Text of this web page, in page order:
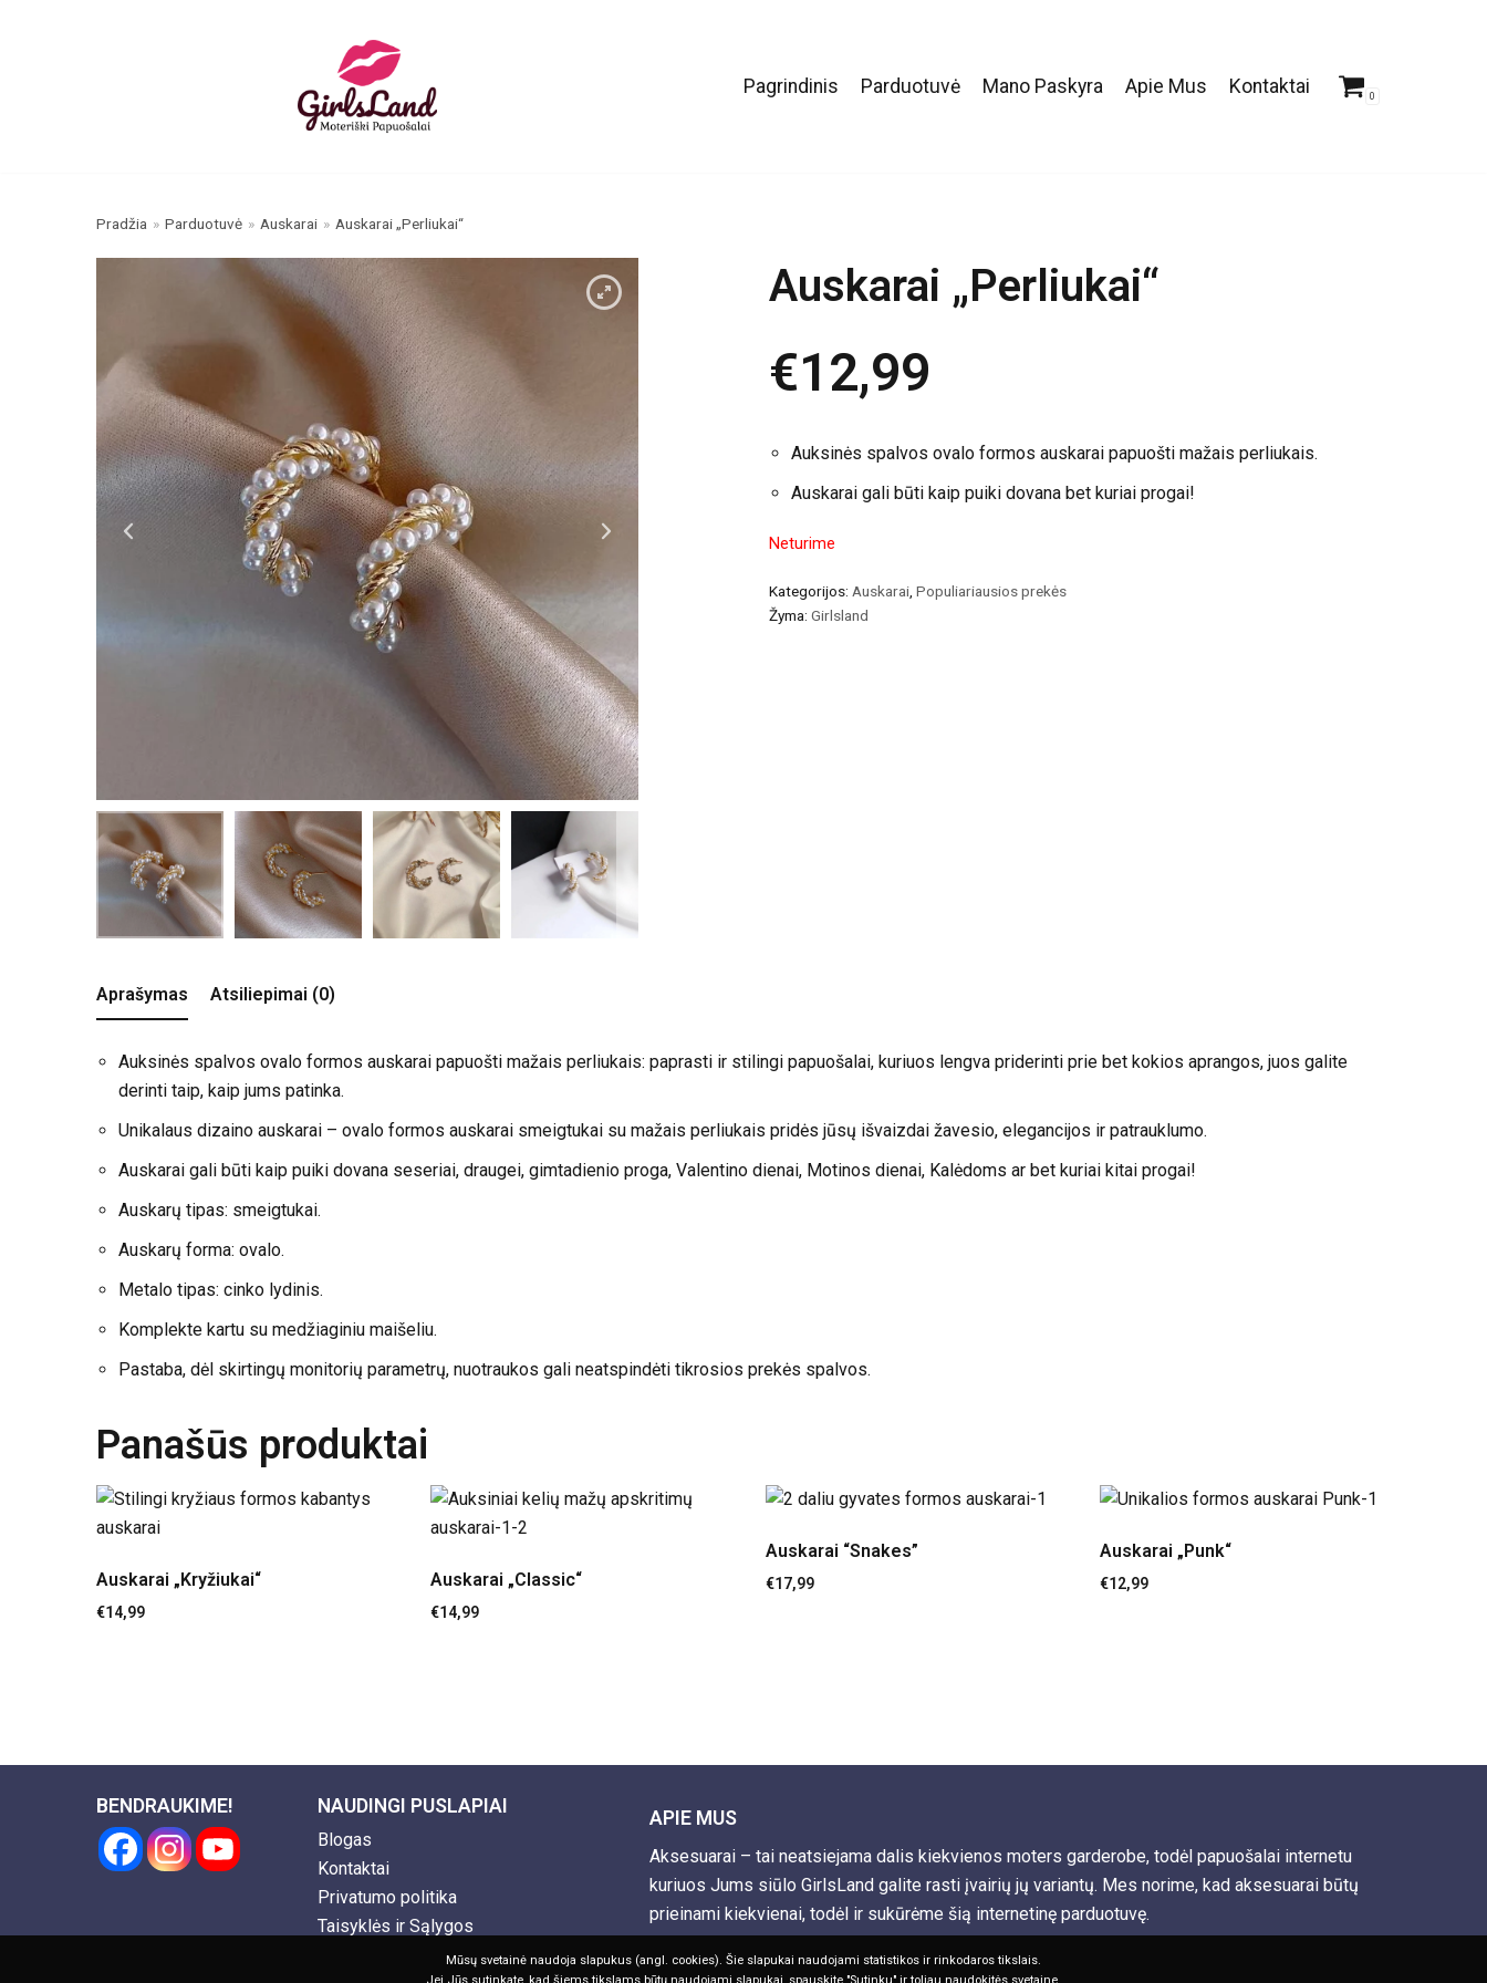
Pagrindinis Parduotuvė Mano Paskyra Apie Mus Kontaktai 0
Pradžia » Parduotuvė » Auskarai » Auskarai „Perliukai“
Auskarai „Perliukai“
€12,99
Auksinės spalvos ovalo formos auskarai papuošti mažais perliukais.
Auskarai gali būti kaip puiki dovana bet kuriai progai!
Neturime
Kategorijos:Auskarai,Populiariausios prekės
Žyma:Girlsland
Aprašymas Atsiliepimai (0)
Auksinės spalvos ovalo formos auskarai papuošti mažais perliukais: paprasti ir stilingi papuošalai, kuriuos lengva priderinti prie bet kokios aprangos, juos galite
derinti taip, kaip jums patinka.
Unikalaus dizaino auskarai – ovalo formos auskarai smeigtukai su mažais perliukais pridės jūsų išvaizdai žavesio, elegancijos ir patrauklumo.
Auskarai gali būti kaip puiki dovana seseriai, draugei, gimtadienio proga, Valentino dienai, Motinos dienai, Kalėdoms ar bet kuriai kitai progai!
Auskarų tipas: smeigtukai.
Auskarų forma: ovalo.
Metalo tipas: cinko lydinis.
Komplekte kartu su medžiaginiu maišeliu.
Pastaba, dėl skirtingų monitorių parametrų, nuotraukos gali neatspindėti tikrosios prekės spalvos.
Panašūs produktai
Auskarai „Kryžiukai“
€14,99
Auskarai „Classic“
€14,99
Auskarai “Snakes”
€17,99
Auskarai „Punk“
€12,99
BENDRAUKIME! NAUDINGI PUSLAPIAI
Blogas
Kontaktai
Privatumo politika
Taisyklės ir Sąlygos
APIE MUS
Aksesuarai – tai neatsiejama dalis kiekvienos moters garderobe, todėl papuošalai internetu
kuriuos Jums siūlo GirlsLand galite rasti įvairių jų variantų. Mes norime, kad aksesuarai būtų
prieinami kiekvienai, todėl ir sukūrėme šią internetinę parduotuvę.
Mūsų svetainė naudoja slapukus (angl. cookies). Šie slapukai naudojami statistikos ir rinkodaros tikslais.
Jei Jūs sutinkate, kad šiems tikslams būtų naudojami slapukai, spauskite "Sutinku" ir toliau naudokitės svetaine.